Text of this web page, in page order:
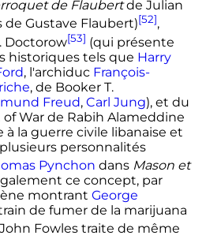
de Flaubertde Julian
de Gustave Flaubert)[52],
Doctorow[53] (qui présente
historiques tels que Harry
, l'archiduc François-
, de Booker T.
Freud, Carl Jung), et du
of War de Rabih Alameddine
à la guerre civile libanaise et
personnalités
Pynchon dans Mason et
ce concept, par
montrant George
de fumer de la marijuana
Fowles traite de même